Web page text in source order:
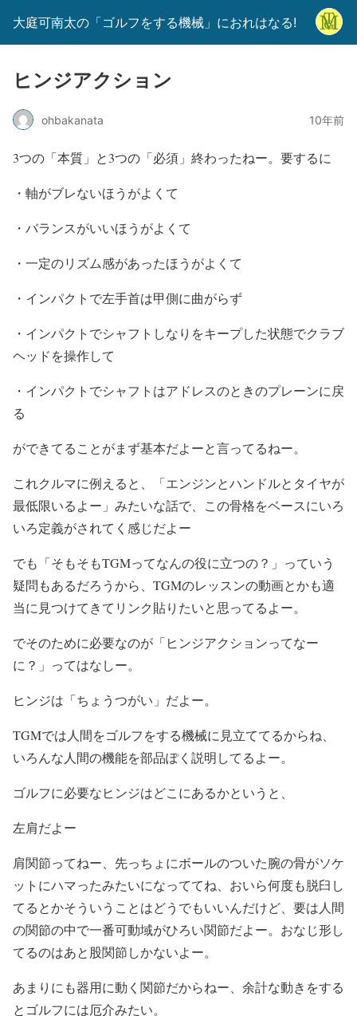
大庭可南太の「ゴルフをする機械」におれはなる!
ヒンジアクション
ohbakanata 10年前
3つの「本質」と3つの「必須」終わったねー。要するに
・軸がブレないほうがよくて
・バランスがいいほうがよくて
・一定のリズム感があったほうがよくて
・インパクトで左手首は甲側に曲がらず
・インパクトでシャフトしなりをキープした状態でクラブ
ヘッドを操作して
・インパクトでシャフトはアドレスのときのプレーンに戻
る
ができてることがまず基本だよーと言ってるねー。
これクルマに例えると、「エンジンとハンドルとタイヤが
最低限いるよー」みたいな話で、この骨格をベースにいろ
いろ定義がされてく感じだよー
でも「そもそもTGMってなんの役に立つの？」っていう
疑問もあるだろうから、TGMのレッスンの動画とかも適
当に見つけてきてリンク貼りたいと思ってるよー。
でそのために必要なのが「ヒンジアクションってなー
に？」ってはなしー。
ヒンジは「ちょうつがい」だよー。
TGMでは人間をゴルフをする機械に見立ててるからね、
いろんな人間の機能を部品ぽく説明してるよー。
ゴルフに必要なヒンジはどこにあるかというと、
左肩だよー
肩関節ってねー、先っちょにボールのついた腕の骨がソケ
ットにハマったみたいになっててね、おいら何度も脱臼し
てるとかそういうことはどうでもいいんだけど、要は人間
の関節の中で一番可動域がひろい関節だよー。おなじ形し
てるのはあと股関節しかないよー。
あまりにも器用に動く関節だからねー、余計な動きをする
とゴルフには厄介みたい。